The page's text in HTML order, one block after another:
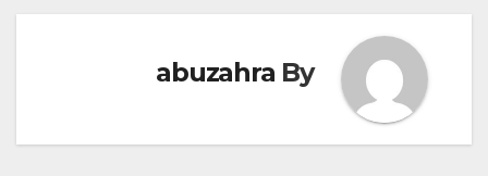
By
abuzahra